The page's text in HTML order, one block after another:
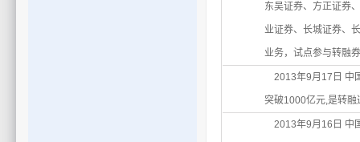
东吴证券、方正证券
业证券、长城证券、
业务，试点参与转融
2013年9月17日 中
突破1000亿元,是转融
2013年9月16日 中